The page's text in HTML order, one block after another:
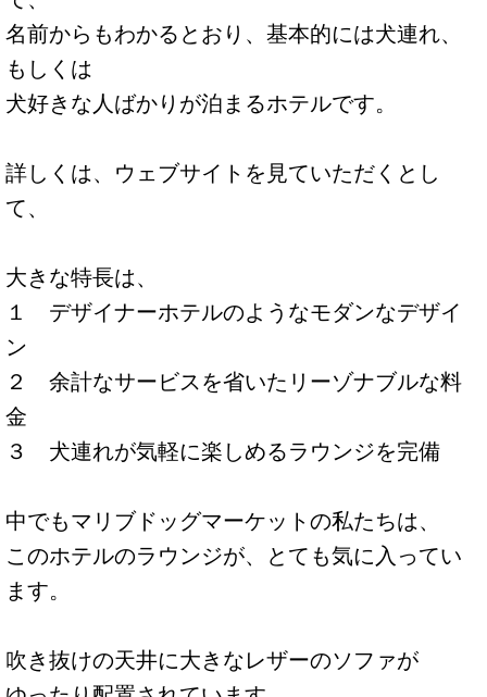
名前からもわかるとおり、基本的には犬連れ、
もしくは
犬好きな人ばかりが泊まるホテルです。
詳しくは、ウェブサイトを見ていただくとし
て、
大きな特長は、
１ デザイナーホテルのようなモダンなデザイ
ン
２ 余計なサービスを省いたリーゾナブルな料
金
３ 犬連れが気軽に楽しめるラウンジを完備
中でもマリブドッグマーケットの私たちは、
このホテルのラウンジが、とても気に入ってい
ます。
吹き抜けの天井に大きなレザーのソファが